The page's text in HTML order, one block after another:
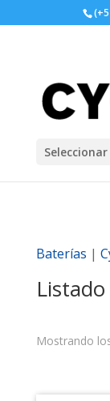
Baterías |
Mostrando